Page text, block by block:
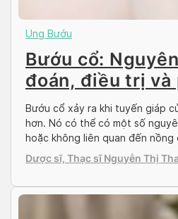
Ung Bướu
Bướu cổ:
đoán, điều trị và
Bướu cổ xảy ra khi tuyến giáp
hơn. Nó có thể có một số
hoặc không liên quan đến
bất thường. Để hiểu rõ hơn về
và các phương pháp điều trị,
Dược sĩ, Thạc sĩ Nguyễn Thị